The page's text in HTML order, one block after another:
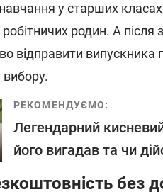
у старших
робітничих родин. А після
відправити випускника
РЕКОМЕНДУЄМО:
Легендарний
його вигадав та чи
без